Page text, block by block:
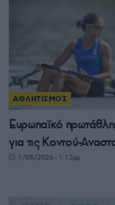
ΑΘΛΗΤΙΣΜΟΣ
Ευρωπαϊκό
για τις Κοντού-
1/08/2026 - 1:12μμ